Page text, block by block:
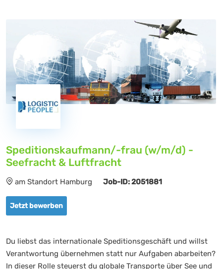
Speditionskaufmann/-frau (w/m/d) -
Seefracht & Luftfracht
am Standort Hamburg Job-ID: 2051881
Jetzt bewerben
Du liebst das internationale Speditionsgeschäft und willst
Verantwortung übernehmen statt nur Aufgaben abarbeiten?
In dieser Rolle steuerst du globale Transporte über See und